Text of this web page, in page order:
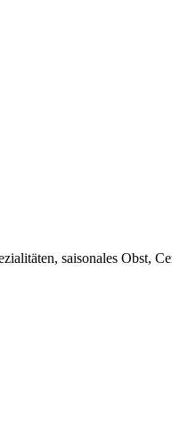
saisonales Obst,